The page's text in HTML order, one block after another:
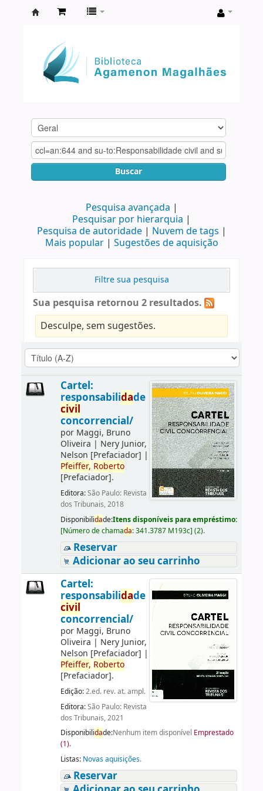
Agamenon
Magalhães
Buscar
Pesquisa avançada
Pesquisar por hierarquia
Pesquisa de autoridade
Nuvem de tags
Mais popular
Sugestões de aquisição
Filtre sua pesquisa
Sua pesquisa retornou 2 resultados.
Desculpe, sem sugestões.
Cartel:
responsabilidade
civil
concorrencial/
por Maggi, Bruno
Oliveira | Nery Junior,
Nelson [Prefaciador] |
Pfeiffer, Roberto
[Prefaciador].
Editora:São Paulo: Revista
dos Tribunais, 2018
Disponibilidade:Itens disponíveis para empréstimo:
[Número de chamada:341.3787 M193c] (2).
Reservar
Adicionar ao seu carrinho
Cartel:
responsabilidade
civil
concorrencial/
por Maggi, Bruno
Oliveira | Nery Junior,
Nelson [Prefaciador] |
Pfeiffer, Roberto
[Prefaciador].
Edição:2.ed. rev. at. ampl.
Editora:São Paulo: Revista
dos Tribunais, 2021
Disponibilidade:Nenhum item disponível Emprestado
(1).
Listas: Novas aquisições.
Reservar